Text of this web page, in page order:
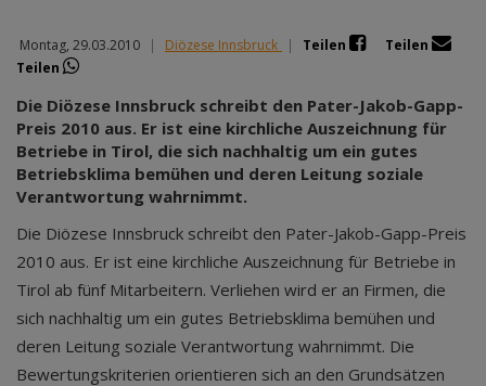
Montag, 29.03.2010 | Diözese Innsbruck | Teilen
Teilen
Teilen
Die Diözese Innsbruck schreibt den Pater-Jakob-Gapp-
Preis 2010 aus. Er ist eine kirchliche Auszeichnung für
Betriebe in Tirol, die sich nachhaltig um ein gutes
Betriebsklima bemühen und deren Leitung soziale
Verantwortung wahrnimmt.
Die Diözese Innsbruck schreibt den Pater-Jakob-Gapp-Preis
2010 aus. Er ist eine kirchliche Auszeichnung für Betriebe in
Tirol ab fünf Mitarbeitern. Verliehen wird er an Firmen, die
sich nachhaltig um ein gutes Betriebsklima bemühen und
deren Leitung soziale Verantwortung wahrnimmt. Die
Bewertungskriterien orientieren sich an den Grundsätzen